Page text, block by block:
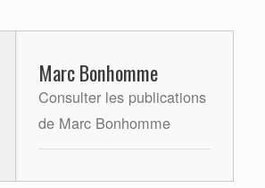
Marc Bonhomme
Consulter les publications
de Marc Bonhomme